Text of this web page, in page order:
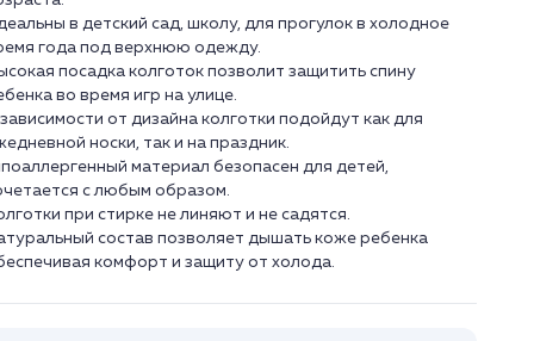
в детский сад, школу, для прогулок в холодное
года под верхнюю одежду.
посадка колготок позволит защитить спину
во время игр на улице.
от дизайна колготки подойдут как для
носки, так и на праздник.
материал безопасен для детей,
с любым образом.
при стирке не линяют и не садятся.
состав позволяет дышать коже ребенка
комфорт и защиту от холода.